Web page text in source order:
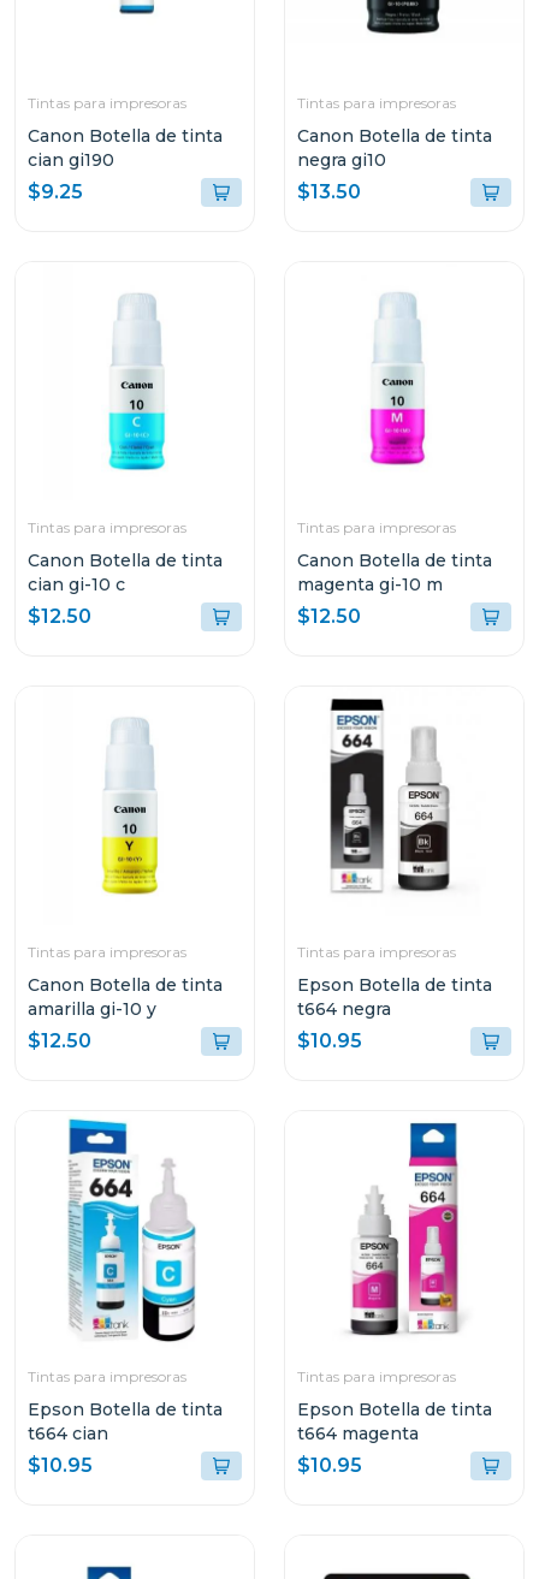
Tintas para impresoras
Canon Botella de tinta
cian gi190
$9.25
Tintas para impresoras
Canon Botella de tinta
negra gi10
$13.50
Tintas para impresoras
Canon Botella de tinta
cian gi-10 c
$12.50
Tintas para impresoras
Canon Botella de tinta
magenta gi-10 m
$12.50
Tintas para impresoras
Canon Botella de tinta
amarilla gi-10 y
$12.50
Tintas para impresoras
Epson Botella de tinta
t664 negra
$10.95
Tintas para impresoras
Epson Botella de tinta
t664 cian
$10.95
Tintas para impresoras
Epson Botella de tinta
t664 magenta
$10.95